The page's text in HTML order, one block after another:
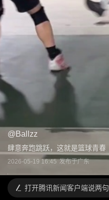
@ Ballzz
肆意奔跑跳跃，这就是篮球青春
2026-05-19 16:45 发布于广东
打开腾讯新闻客户端说两句